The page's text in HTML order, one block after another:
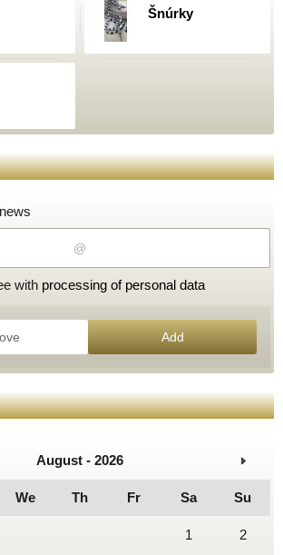
Šnúrky
with processing of personal data
Add
August - 2026
We Th Fr Sa Su
1 2